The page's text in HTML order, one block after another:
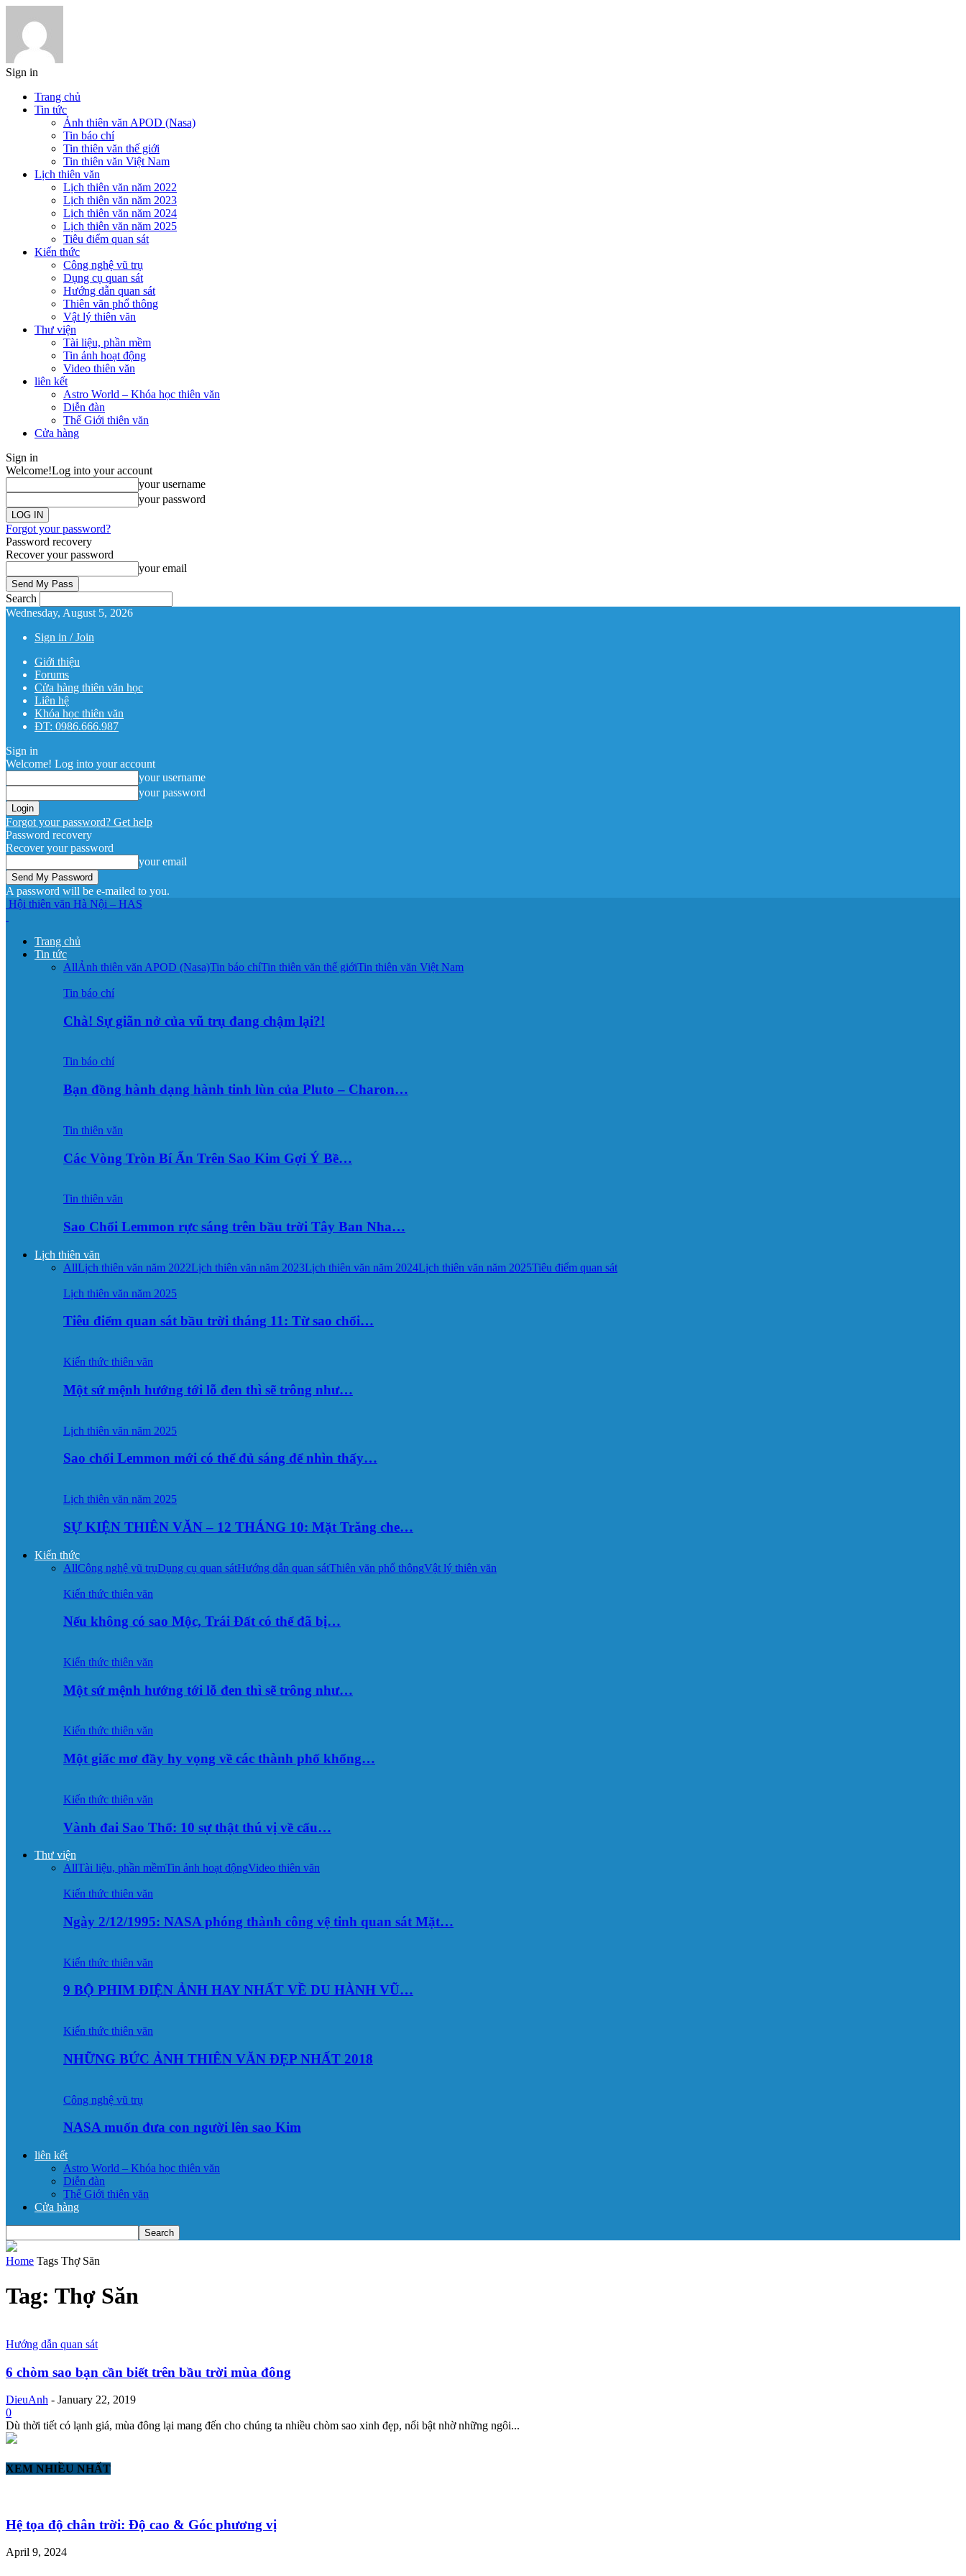
Sign in
Trang chủ
Tin tức
Ảnh thiên văn APOD (Nasa)
Tin báo chí
Tin thiên văn thế giới
Tin thiên văn Việt Nam
Lịch thiên văn
Lịch thiên văn năm 2022
Lịch thiên văn năm 2023
Lịch thiên văn năm 2024
Lịch thiên văn năm 2025
Tiêu điểm quan sát
Kiến thức
Công nghệ vũ trụ
Dụng cụ quan sát
Hướng dẫn quan sát
Thiên văn phổ thông
Vật lý thiên văn
Thư viện
Tài liệu, phần mềm
Tin ảnh hoạt động
Video thiên văn
liên kết
Astro World – Khóa học thiên văn
Diễn đàn
Thế Giới thiên văn
Cửa hàng
Sign in
Welcome!Log into your account
your username
your password
Forgot your password?
Password recovery
Recover your password
your email
Search
Wednesday, August 5, 2026
Sign in / Join
Giới thiệu
Forums
Cửa hàng thiên văn học
Liên hệ
Khóa học thiên văn
ĐT: 0986.666.987
Sign in
Welcome! Log into your account
your username
your password
Forgot your password? Get help
Password recovery
Recover your password
your email
A password will be e-mailed to you.
Hội thiên văn Hà Nội – HAS
Trang chủ
Tin tức
AllẢnh thiên văn APOD (Nasa)Tin báo chíTin thiên văn thế giớiTin thiên văn Việt Nam
Tin báo chí
Chà! Sự giãn nở của vũ trụ đang chậm lại?!
Tin báo chí
Bạn đồng hành dạng hành tinh lùn của Pluto – Charon…
Tin thiên văn
Các Vòng Tròn Bí Ẩn Trên Sao Kim Gợi Ý Bề…
Tin thiên văn
Sao Chổi Lemmon rực sáng trên bầu trời Tây Ban Nha…
Lịch thiên văn
AllLịch thiên văn năm 2022Lịch thiên văn năm 2023Lịch thiên văn năm 2024Lịch thiên văn năm 2025Tiêu điểm quan sát
Lịch thiên văn năm 2025
Tiêu điểm quan sát bầu trời tháng 11: Từ sao chổi…
Kiến thức thiên văn
Một sứ mệnh hướng tới lỗ đen thì sẽ trông như…
Lịch thiên văn năm 2025
Sao chổi Lemmon mới có thể đủ sáng để nhìn thấy…
Lịch thiên văn năm 2025
SỰ KIỆN THIÊN VĂN – 12 THÁNG 10: Mặt Trăng che…
Kiến thức
AllCông nghệ vũ trụDụng cụ quan sátHướng dẫn quan sátThiên văn phổ thôngVật lý thiên văn
Kiến thức thiên văn
Nếu không có sao Mộc, Trái Đất có thể đã bị…
Kiến thức thiên văn
Một sứ mệnh hướng tới lỗ đen thì sẽ trông như…
Kiến thức thiên văn
Một giấc mơ đầy hy vọng về các thành phố khổng…
Kiến thức thiên văn
Vành đai Sao Thổ: 10 sự thật thú vị về cấu…
Thư viện
AllTài liệu, phần mềmTin ảnh hoạt độngVideo thiên văn
Kiến thức thiên văn
Ngày 2/12/1995: NASA phóng thành công vệ tinh quan sát Mặt…
Kiến thức thiên văn
9 BỘ PHIM ĐIỆN ẢNH HAY NHẤT VỀ DU HÀNH VŨ…
Kiến thức thiên văn
NHỮNG BỨC ẢNH THIÊN VĂN ĐẸP NHẤT 2018
Công nghệ vũ trụ
NASA muốn đưa con người lên sao Kim
liên kết
Astro World – Khóa học thiên văn
Diễn đàn
Thế Giới thiên văn
Cửa hàng
Home Tags Thợ Săn
Tag: Thợ Săn
Hướng dẫn quan sát
6 chòm sao bạn cần biết trên bầu trời mùa đông
DieuAnh - January 22, 2019
0
Dù thời tiết có lạnh giá, mùa đông lại mang đến cho chúng ta nhiều chòm sao xinh đẹp, nổi bật nhờ những ngôi...
XEM NHIỀU NHẤT
Hệ tọa độ chân trời: Độ cao & Góc phương vị
April 9, 2024